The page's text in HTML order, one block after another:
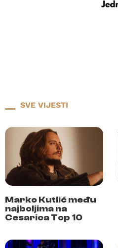
SVE VIJESTI
Marko Kutlić među
najboljima na
Cesarica Top 10